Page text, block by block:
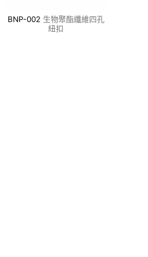
BNP-002 生物聚酯纖維四孔
紐扣